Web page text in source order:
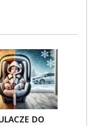
DO